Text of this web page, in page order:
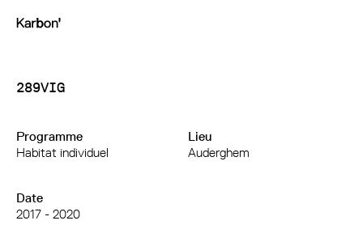
289VIG
Programme
Habitat individuel
Lieu
Auderghem
Date
2017 - 2020